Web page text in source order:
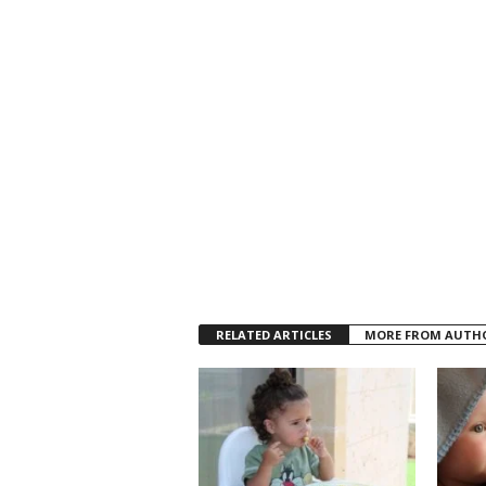
RELATED ARTICLES MORE FROM